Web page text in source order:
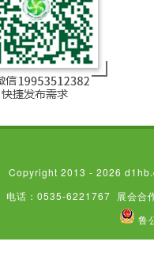
Copyright 2013 - 2026
电话：0535-6221767 展会合
鲁